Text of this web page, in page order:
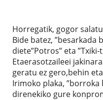
Horregatik, gogor
Bide batez, ”besarkada
diete”Potros” eta
Etaerasotzaileei
geratu ez gero,behin
Irimoko plaka,
direnekiko gure